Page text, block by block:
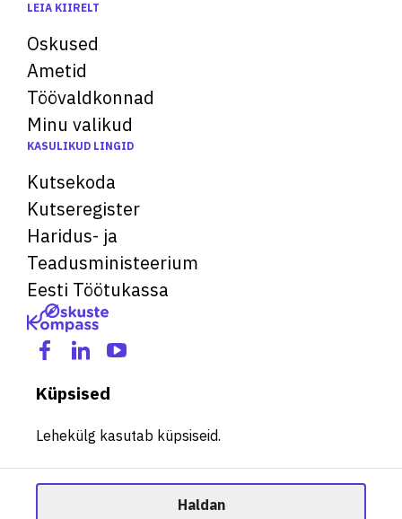
LEIA KIIRELT
Oskused
Ametid
Töövaldkonnad
Minu valikud
KASULIKUD LINGID
Kutsekoda
Kutseregister
Haridus- ja
Teadusministeerium
Eesti Töötukassa
Küpsised
Lehekülg kasutab küpsiseid.
Haldan